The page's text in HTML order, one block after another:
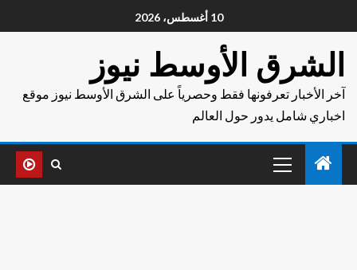
10 أغسطس، 2026
الشرق الأوسط نيوز
آخر الأخبار تعرفونها فقط وحصرياً على الشرق الأوسط نيوز موقع
اخباري شامل يدور حول العالم